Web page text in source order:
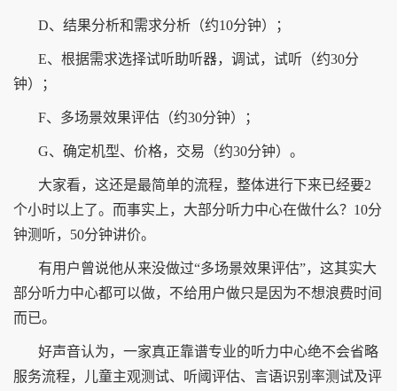
D、结果分析和需求分析（约10分钟）；
E、根据需求选择试听助听器，调试，试听（约30分
钟）；
F、多场景效果评估（约30分钟）；
G、确定机型、价格，交易（约30分钟）。
大家看，这还是最简单的流程，整体进行下来已经要2
个小时以上了。而事实上，大部分听力中心在做什么？10分
钟测听，50分钟讲价。
有用户曾说他从来没做过“多场景效果评估”，这其实大
部分听力中心都可以做，不给用户做只是因为不想浪费时间
而已。
好声音认为，一家真正靠谱专业的听力中心绝不会省略
服务流程，儿童主观测试、听阈评估、言语识别率测试及评